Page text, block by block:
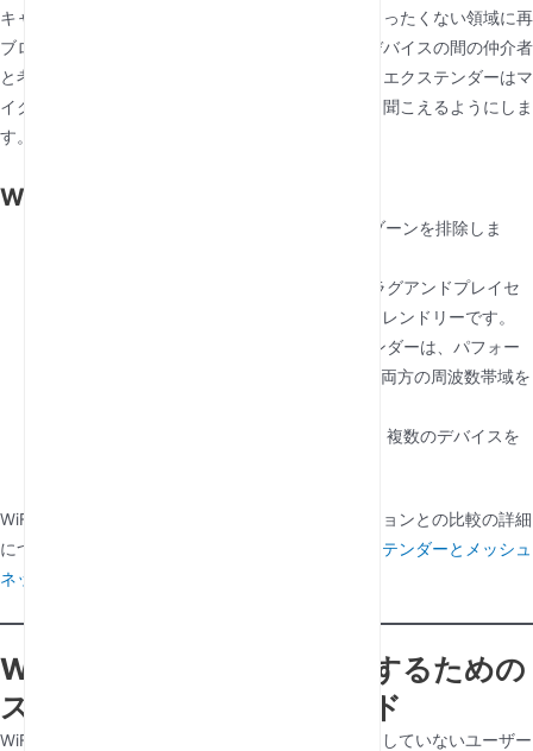
キャプチャして増幅し、カバレッジが弱いまたはまったくない領域に再
ブロードキャストするデバイスです。ルーターとデバイスの間の仲介者
と考えてください。ルーターがスピーカーの場合、エクステンダーはマ
イクのように機能し、部屋にいる全員がはっきりと聞こえるようにしま
す。
WiFiエクステンダーの主な機能
:WiFiカバレッジを拡大してデッドゾーンを排除しま
:ほとんどのモデルはプラグアンドプレイセ
ットアップを提供しているため、ユーザーフレンドリーです。
:多くのエクステンダーは、パフォー
マンスを向上させるために2.4GHzと5GHzの両方の周波数帯域を
:速度を損なうことなく、複数のデバイスを
WiFiエクステンダーと他のネットワークソリューションとの比較の詳細
については、次の記事をご覧ください。
WiFiエクステンダーとメッシュ
ネットワーク
WiFiエクステンダーを接続するための
ステップバイステップガイド
WiFiエクステンダーのセットアップは、技術に精通していないユーザー